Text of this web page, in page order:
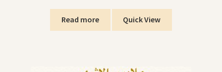
.د.ب5.500.
is:
Read more Quick View